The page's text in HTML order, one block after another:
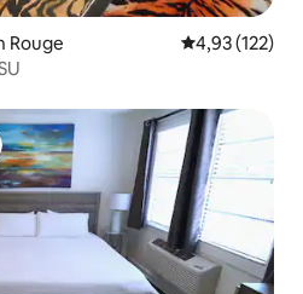
Rouge 4,93 de uma
4,93 (122)